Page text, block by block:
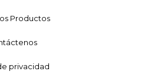
Productos
privacidad